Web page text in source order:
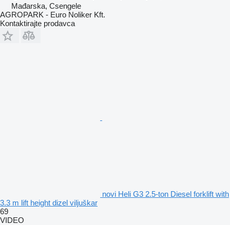
Mađarska, Csengele
AGROPARK - Euro Noliker Kft.
Kontaktirajte prodavca
novi Heli G3 2.5-ton Diesel forklift with
3.3 m lift height dizel viljuškar
69
VIDEO